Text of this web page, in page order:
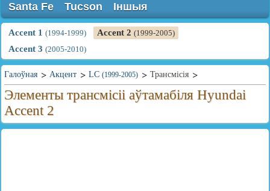
Santa Fe
Tucson Іншыя
Accent 1 (1994-1999) Accent 2 (1999-2005)
Accent 3 (2005-2010)
Галоўная Акцент LC (1999-2005) Трансмісія
Элементы трансмісіі аўтамабіля Hyundai
Accent 2